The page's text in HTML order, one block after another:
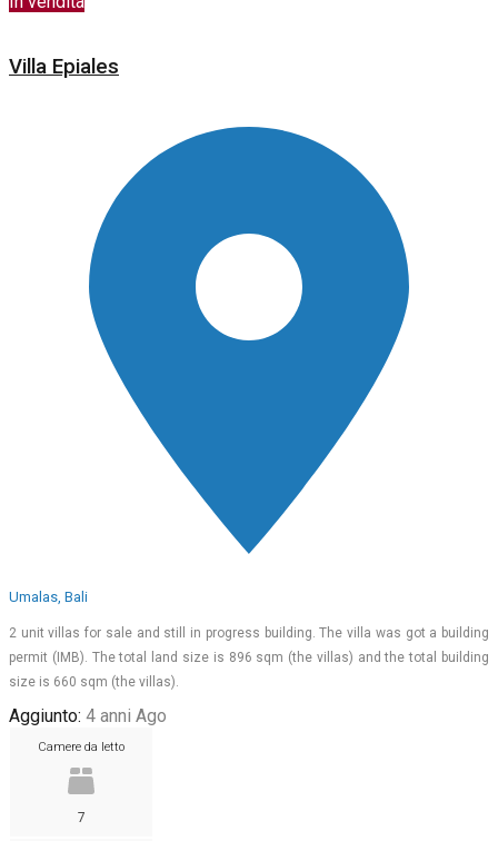
Villa Epiales
Umalas, Bali
2 unit villas for sale and still in progress building. The villa was got a building
permit (IMB). The total land size is 896 sqm (the villas) and the total building
size is 660 sqm (the villas).
Aggiunto: 4 anni Ago
Camere da letto
7